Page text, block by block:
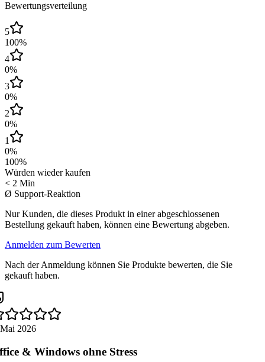
Bewertungsverteilung
5
100%
4
0%
3
0%
2
0%
1
0%
100%
Würden wieder kaufen
< 2 Min
Ø Support-Reaktion
Nur Kunden, die dieses Produkt in einer abgeschlossenen
Bestellung gekauft haben, können eine Bewertung abgeben.
Anmelden zum Bewerten
Nach der Anmeldung können Sie Produkte bewerten, die Sie
gekauft haben.
2026
& Windows ohne Stress